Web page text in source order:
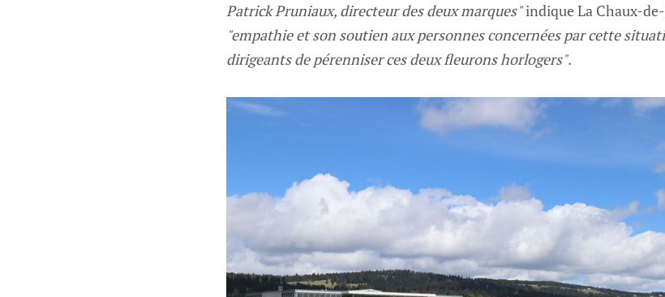
Patrick Pruniaux, directeur des deux marques"indique La Chaux-
"empathie et son soutien aux personnes concernées par cette
dirigeants de pérenniser ces deux fleurons horlogers".